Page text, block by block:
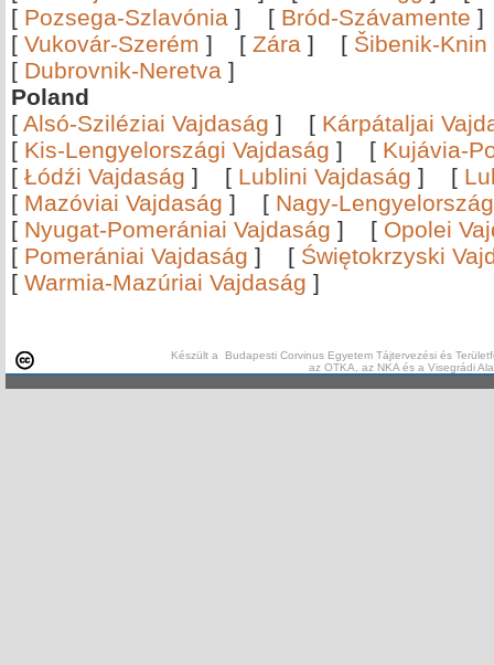
[ Pozsega-Szlavónia ] [ Bród-Szávamente
[ Vukovár-Szerém ] [ Zára ] [ Šibenik-Knin
[ Dubrovnik-Neretva ]
Poland
[ Alsó-Sziléziai Vajdaság ] [ Kárpátaljai
[ Kis-Lengyelországi Vajdaság ] [ Kujávia-
[ Łódźi Vajdaság ] [ Lublini Vajdaság ] [
[ Mazóviai Vajdaság ] [ Nagy-
[ Nyugat-Pomerániai Vajdaság ] [ Opolei
[ Pomerániai Vajdaság ] [ Świętokrzyski
[ Warmia-Mazúriai Vajdaság ]
Készült a Budapesti Corvinus Egyetem Tájtervezési és
az OTKA, az NKA és a Visegrádi